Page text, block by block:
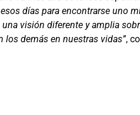
días para encontrarse uno
visión diferente y amplia
los demás en nuestras vidas”,